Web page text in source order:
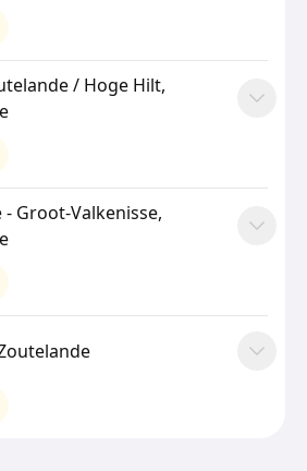
/ Hoge Hilt,
- Groot-Valkenisse,